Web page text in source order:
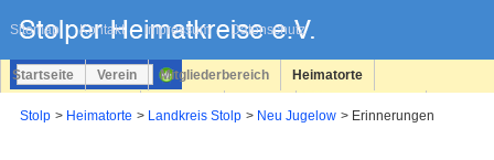
Sitemap Kontakt Impressum Datenschutz
überspringen
Startseite Verein Mitgliederbereich Heimatorte
Stolp Heimatorte Landkreis Stolp Neu Jugelow Erinnerungen